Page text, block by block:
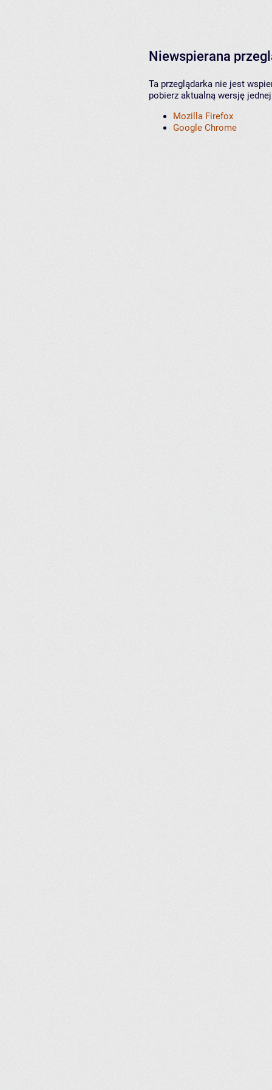
Niewspierana
Ta przeglądarka nie jest
pobierz aktualną wersję
Mozilla Firefox
Google Chrome